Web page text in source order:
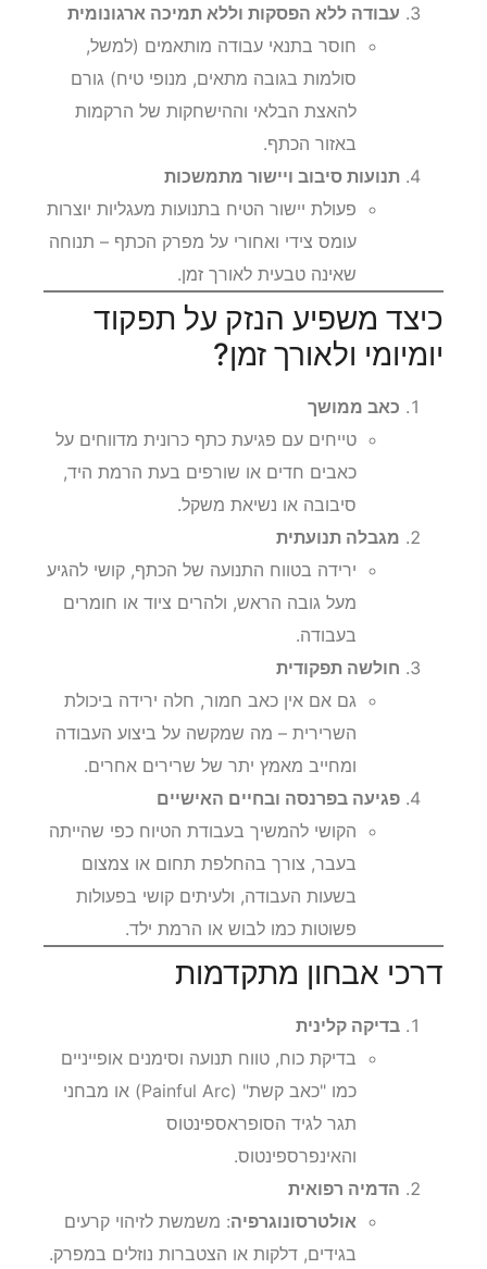
עבודה ללא הפסקות וללא תמיכה ארגונומית
חוסר בתנאי עבודה מותאמים (למשל,
סולמות בגובה מתאים, מנופי טיח) גורם
להאצת הבלאי וההישחקות של הרקמות
באזור הכתף.
תנועות סיבוב ויישור מתמשכות
פעולת יישור הטיח בתנועות מעגליות יוצרות
עומס צידי ואחורי על מפרק הכתף – תנוחה
שאינה טבעית לאורך זמן.
כיצד משפיע הנזק על תפקוד
יומיומי ולאורך זמן?
כאב ממושך
טייחים עם פגיעת כתף כרונית מדווחים על
כאבים חדים או שורפים בעת הרמת היד,
סיבובה או נשיאת משקל.
מגבלה תנועתית
ירידה בטווח התנועה של הכתף, קושי להגיע
מעל גובה הראש, ולהרים ציוד או חומרים
בעבודה.
חולשה תפקודית
גם אם אין כאב חמור, חלה ירידה ביכולת
השרירית – מה שמקשה על ביצוע העבודה
ומחייב מאמץ יתר של שרירים אחרים.
פגיעה בפרנסה ובחיים האישיים
הקושי להמשיך בעבודת הטיוח כפי שהייתה
בעבר, צורך בהחלפת תחום או צמצום
בשעות העבודה, ולעיתים קושי בפעולות
פשוטות כמו לבוש או הרמת ילד.
דרכי אבחון מתקדמות
בדיקה קלינית
בדיקת כוח, טווח תנועה וסימנים אופייניים
כמו "כאב קשת" (Painful Arc) או מבחני
תגר לגיד הסופראספינטוס
והאינפרספינטוס.
הדמיה רפואית
אולטרסונוגרפיה: משמשת לזיהוי קרעים
בגידים, דלקות או הצטברות נוזלים במפרק.